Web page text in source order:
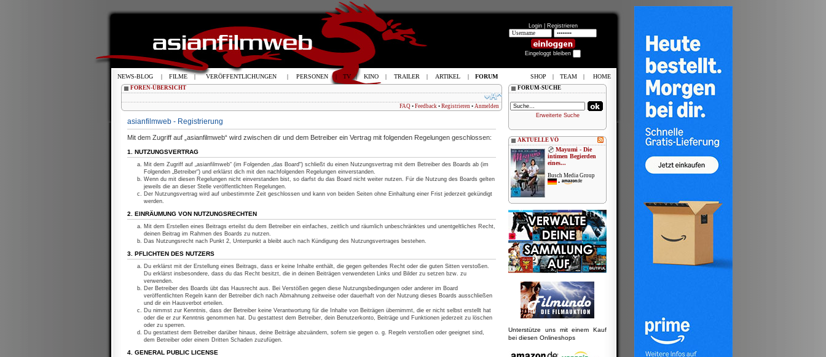
Login | Registrieren
Eingeloggt bleiben
FOREN-ÜBERSICHT
FAQ • Feedback • Registrieren • Anmelden
asianfilmweb - Registrierung
Mit dem Zugriff auf „asianfilmweb“ wird zwischen dir und dem Betreiber ein Vertrag mit folgenden Regelungen geschlossen:
1. NUTZUNGSVERTRAG
Mit dem Zugriff auf „asianfilmweb“ (im Folgenden „das Board“) schließt du einen Nutzungsvertrag mit dem Betreiber des Boards ab (im
Folgenden „Betreiber“) und erklärst dich mit den nachfolgenden Regelungen einverstanden.
Wenn du mit diesen Regelungen nicht einverstanden bist, so darfst du das Board nicht weiter nutzen. Für die Nutzung des Boards gelten
jeweils die an dieser Stelle veröffentlichten Regelungen.
Der Nutzungsvertrag wird auf unbestimmte Zeit geschlossen und kann von beiden Seiten ohne Einhaltung einer Frist jederzeit gekündigt
werden.
2. EINRÄUMUNG VON NUTZUNGSRECHTEN
Mit dem Erstellen eines Beitrags erteilst du dem Betreiber ein einfaches, zeitlich und räumlich unbeschränktes und unentgeltliches Recht,
deinen Beitrag im Rahmen des Boards zu nutzen.
Das Nutzungsrecht nach Punkt 2, Unterpunkt a bleibt auch nach Kündigung des Nutzungsvertrages bestehen.
3. PFLICHTEN DES NUTZERS
Du erklärst mit der Erstellung eines Beitrags, dass er keine Inhalte enthält, die gegen geltendes Recht oder die guten Sitten verstoßen.
Du erklärst insbesondere, dass du das Recht besitzt, die in deinen Beiträgen verwendeten Links und Bilder zu setzen bzw. zu
verwenden.
Der Betreiber des Boards übt das Hausrecht aus. Bei Verstößen gegen diese Nutzungsbedingungen oder anderer im Board
veröffentlichten Regeln kann der Betreiber dich nach Abmahnung zeitweise oder dauerhaft von der Nutzung dieses Boards ausschließen
und dir ein Hausverbot erteilen.
Du nimmst zur Kenntnis, dass der Betreiber keine Verantwortung für die Inhalte von Beiträgen übernimmt, die er nicht selbst erstellt hat
oder die er zur Kenntnis genommen hat. Du gestattest dem Betreiber, dein Benutzerkonto, Beiträge und Funktionen jederzeit zu löschen
oder zu sperren.
Du gestattest dem Betreiber darüber hinaus, deine Beiträge abzuändern, sofern sie gegen o. g. Regeln verstoßen oder geeignet sind,
dem Betreiber oder einem Dritten Schaden zuzufügen.
4. GENERAL PUBLIC LICENSE
FORUM-SUCHE
Erweiterte Suche
AKTUELLE VÖ
Mayumi - Die
intimen Begierden
eines...
Busch Media Group
•
Unterstütze uns mit einem Kauf
bei diesen Onlineshops
NEWS-BLOG | FILME | VERÖFFENTLICHUNGEN | PERSONEN | TV | KINO | TRAILER | ARTIKEL | FORUM SHOP | TEAM | HOME